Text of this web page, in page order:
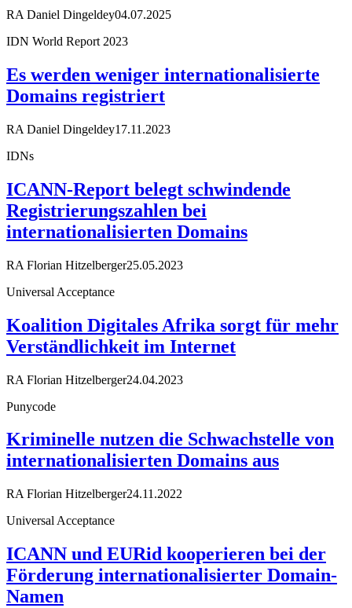
RA Daniel Dingeldey04.07.2025
IDN World Report 2023
Es werden weniger internationalisierte
Domains registriert
RA Daniel Dingeldey17.11.2023
IDNs
ICANN-Report belegt schwindende
Registrierungszahlen bei
internationalisierten Domains
RA Florian Hitzelberger25.05.2023
Universal Acceptance
Koalition Digitales Afrika sorgt für mehr
Verständlichkeit im Internet
RA Florian Hitzelberger24.04.2023
Punycode
Kriminelle nutzen die Schwachstelle von
internationalisierten Domains aus
RA Florian Hitzelberger24.11.2022
Universal Acceptance
ICANN und EURid kooperieren bei der
Förderung internationalisierter Domain-
Namen